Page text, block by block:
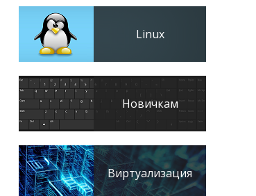
Linux
Новичкам
Виртуализация